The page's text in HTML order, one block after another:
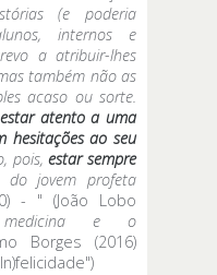
(e poderia
internos e
a atribuir-lhes
também não as
acaso ou sorte.
atento a uma
hesitações ao seu
pois,estar sempre
jovem profeta
- " (João Lobo
medicina e o
Borges (2016)